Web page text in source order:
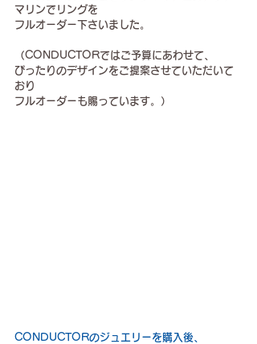
マリンでリングを
フルオーダー下さいました。
（CONDUCTORではご予算にあわせて、
ぴったりのデザインをご提案させていただいて
おり
フルオーダーも賜っています。）
CONDUCTORのジュエリーを購入後、